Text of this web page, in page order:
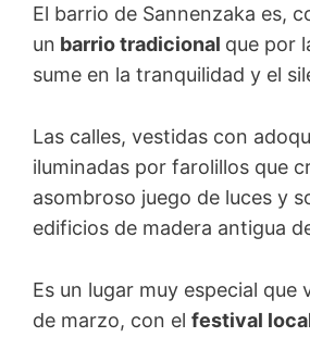
El barrio de Sannenzaka es,
un barrio tradicional que por
sume en la tranquilidad y el
Las calles, vestidas con
iluminadas por farolillos que
asombroso juego de luces y
edificios de madera antigua
Es un lugar muy especial que
de marzo, con el festival